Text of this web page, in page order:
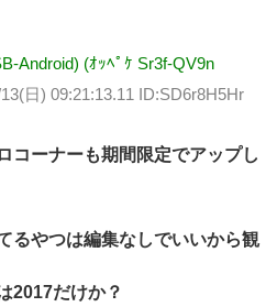
Android) (ｵｯﾍﾟｹ Sr3f-QV9n
日) 09:21:13.11 ID:SD6r8H5Hr
コーナーも期間限定でアップし
るやつは編集なしでいいから観
2017だけか？